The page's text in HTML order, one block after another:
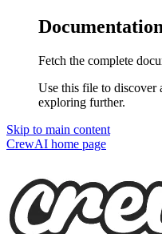
Fetch the complete
Use this file to discover
exploring further.
Skip to main content
CrewAI home page